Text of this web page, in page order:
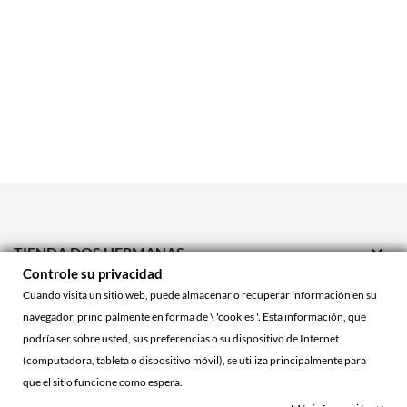
TIENDA DOS HERMANAS 
TIENDA ONLINE 
ACCOUNT
Controle su privacidad
Cuando visita un sitio web, puede almacenar o recuperar información en su
navegador, principalmente en forma de \ 'cookies '. Esta información, que
podría ser sobre usted, sus preferencias o su dispositivo de Internet
(computadora, tableta o dispositivo móvil), se utiliza principalmente para
que el sitio funcione como espera.